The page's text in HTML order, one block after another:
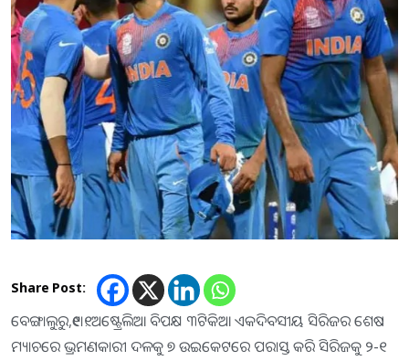
Share Post:
ବେଙ୍ଗାଲୁରୁ,୧୯।୧: ଅଷ୍ଟ୍ରେଲିଆ ବିପକ୍ଷ ୩ଟିକିଆ ଏକଦିବସୀୟ ସିରିଜର ଶେଷ
ମ୍ୟାଚରେ ଭ୍ରମଣକାରୀ ଦଳକୁ ୭ ଉଇକେଟରେ ପରାସ୍ତ କରି ସିରିଜକୁ ୨-୧